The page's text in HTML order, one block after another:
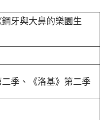
鋼牙與大鼻的樂園生
二季、《洛基》第二季